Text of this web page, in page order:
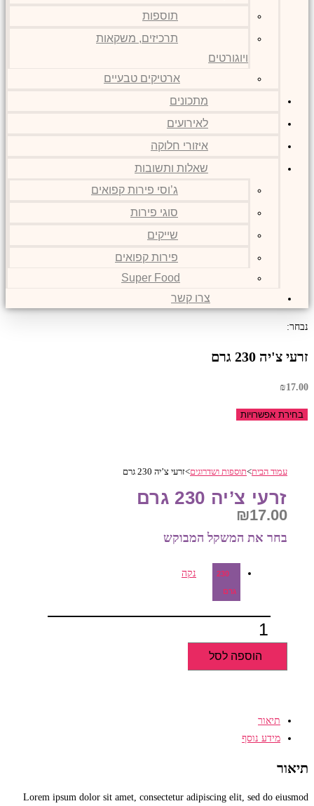
תוספות
תרכיזים, משקאות
ויוגורטים
ארטיקים טבעיים
מתכונים
לאירועים
איזורי חלוקה
שאלות ותשובות
ג’וסי פירות קפואים
סוגי פירות
שייקים
פירות קפואים
Super Food
צרו קשר
נבחר:
זרעי צ'יה 230 גרם
₪ 17.00
בחירת אפשרויות
עמוד הבית>תוספות ושדרוגים>זרעי צ’יה 230 גרם
זרעי צ’יה 230 גרם
₪17.00
בחר את המשקל המבוקש‎
230
גרם
נקה
כמות
של
זרעיהוספה לסל
תיאור
מידע נוסף
תיאור
Lorem ipsum dolor sit amet, consectetur adipiscing elit, sed do eiusmod